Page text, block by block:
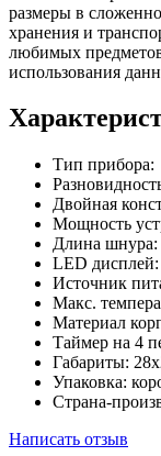
размеры в
хранения и
любимых предметов
использования
Тип прибора:
Двойная
Мощность
Длина шнура:
LED дисплей:
Источник
Макс.
Материал
Таймер на 4
Габариты:
Упаковка:
Страна-
Написать отзыв